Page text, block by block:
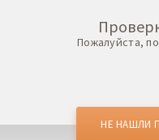
Пожалуйста,
НЕ НАШЛИ